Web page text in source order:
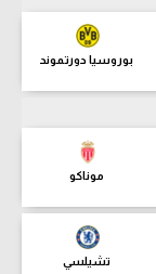
بوروسيا دورتموند
موناكو
تشيلسي